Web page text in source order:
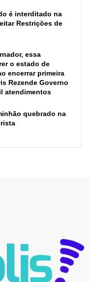
é interditado na
Restrições de
essa
o estado de
encerrar primeira
Rezende Governo
atendimentos
quebrado na